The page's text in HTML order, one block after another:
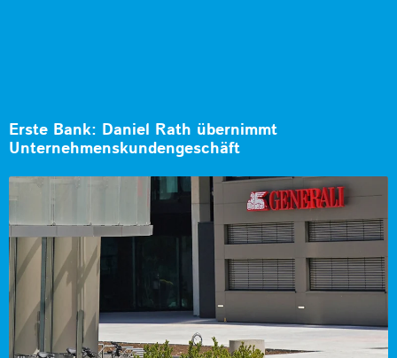
Erste Bank: Daniel Rath übernimmt
Unternehmenskundengeschäft